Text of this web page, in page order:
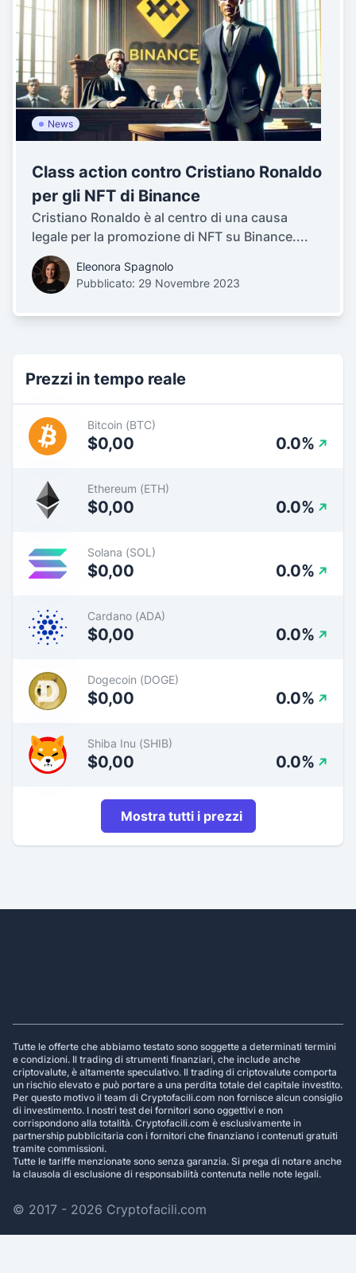
News
Class action contro Cristiano Ronaldo
per gli NFT di Binance
Cristiano Ronaldo è al centro di una causa
legale per la promozione di NFT su Binance....
Eleonora Spagnolo
Pubblicato: 29 Novembre 2023
Prezzi in tempo reale
Bitcoin (BTC)
$0,00 0.0%
Ethereum (ETH)
$0,00 0.0%
Solana (SOL)
$0,00 0.0%
Cardano (ADA)
$0,00 0.0%
Dogecoin (DOGE)
$0,00 0.0%
Shiba Inu (SHIB)
$0,00 0.0%
Mostra tutti i prezzi
Tutte le offerte che abbiamo testato sono soggette a determinati termini
e condizioni. Il trading di strumenti finanziari, che include anche
criptovalute, è altamente speculativo. Il trading di criptovalute comporta
un rischio elevato e può portare a una perdita totale del capitale investito.
Per questo motivo il team di Cryptofacili.com non fornisce alcun consiglio
di investimento. I nostri test dei fornitori sono oggettivi e non
corrispondono alla totalità. Cryptofacili.com è esclusivamente in
partnership pubblicitaria con i fornitori che finanziano i contenuti gratuiti
tramite commissioni.
Tutte le tariffe menzionate sono senza garanzia. Si prega di notare anche
la clausola di esclusione di responsabilità contenuta nelle note legali.
© 2017 - 2026 Cryptofacili.com